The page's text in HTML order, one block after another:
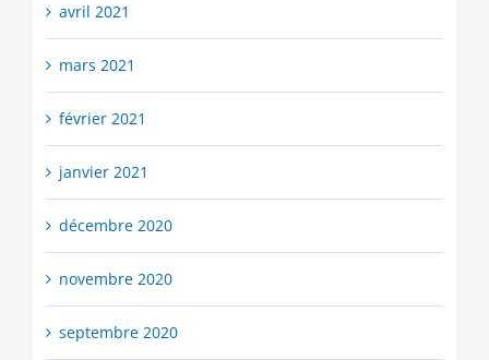
avril 2021
mars 2021
février 2021
janvier 2021
décembre 2020
novembre 2020
septembre 2020